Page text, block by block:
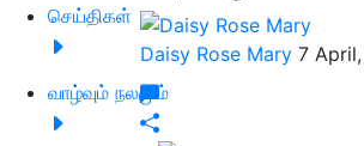
செய்திகள்
வாழ்வும் நலமும்
Daisy Rose Mary 7